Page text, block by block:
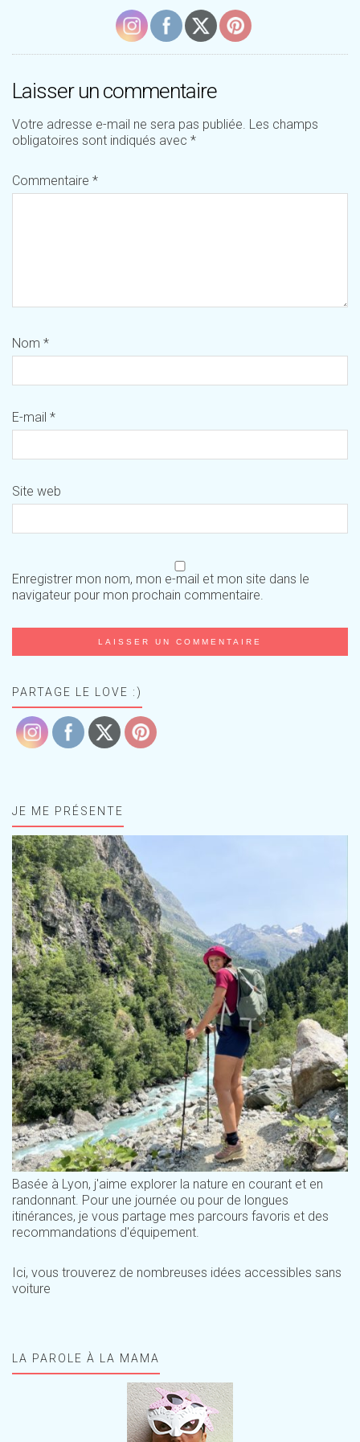
Laisser un commentaire
Votre adresse e-mail ne sera pas publiée. Les champs
obligatoires sont indiqués avec *
Commentaire *
Nom *
E-mail *
Site web
Enregistrer mon nom, mon e-mail et mon site dans le
navigateur pour mon prochain commentaire.
PARTAGE LE LOVE :)
JE ME PRÉSENTE
Basée à Lyon, j'aime explorer la nature en courant et en
randonnant. Pour une journée ou pour de longues
itinérances, je vous partage mes parcours favoris et des
recommandations d'équipement.
Ici, vous trouverez de nombreuses idées accessibles sans
voiture
LA PAROLE À LA MAMA